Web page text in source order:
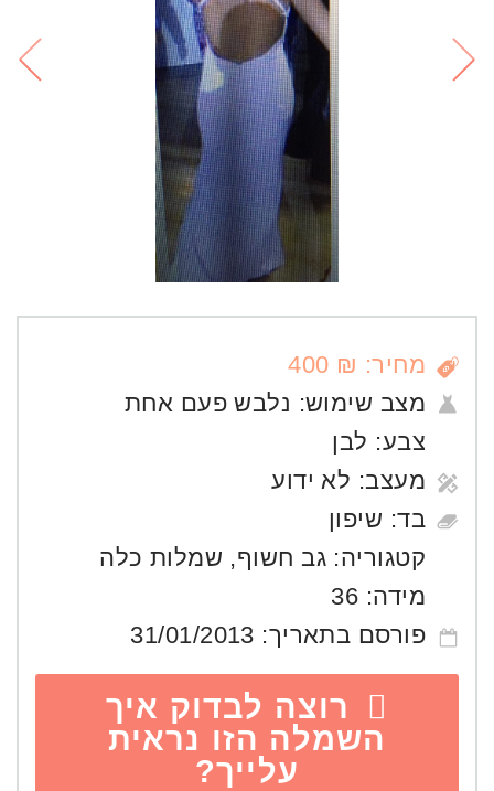
מחיר: ₪ 400
מצב שימוש: נלבש פעם אחת
צבע: לבן
מעצב: לא ידוע
בד: שיפון
קטגוריה: גב חשוף, שמלות כלה
מידה: 36
פורסם בתאריך: 31/01/2013
רוצה לבדוק איך
השמלה הזו נראית
עלייך?